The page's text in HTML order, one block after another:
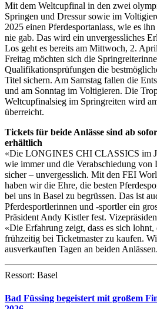
Mit dem Weltcupfinal in den zwei
Springen und Dressur sowie im
2025 einen Pferdesportanlass, wie es
nie gab. Das wird ein unvergessliches
Los geht es bereits am Mittwoch, 2.
Freitag möchten sich die
Qualifikationsprüfungen die
Titel sichern. Am Samstag fallen die
und am Sonntag im Voltigieren. Die
Weltcupfinalsieg im Springreiten wird
überreicht.
Tickets für beide Anlässe sind ab
erhältlich
«Die LONGINES CHI CLASSICS im
wie immer und die Verabschiedung von
sicher – unvergesslich. Mit den FEI
haben wir die Ehre, die besten
bei uns in Basel zu begrüssen. Das ist
Pferdesportlerinnen und -sportler ein
Präsident Andy Kistler fest.
«Die Erfahrung zeigt, dass es sich
frühzeitig bei Ticketmaster zu kaufen.
ausverkauften Tagen an beiden
Ressort: Basel
Bad Füssing begeistert mit großem